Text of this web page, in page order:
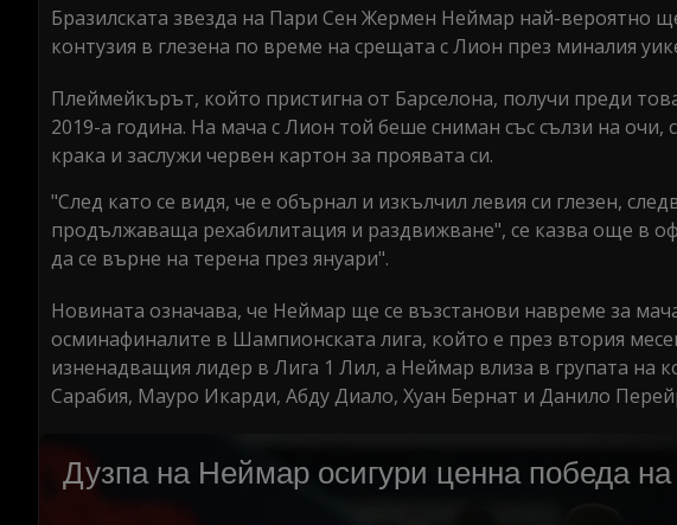
Бразилската звезда на Пари Сен Жермен Неймар най-вероятно
контузия в глезена по време на срещата с Лион през миналия
Плеймейкърът, който пристигна от Барселона, получи преди
2019-а година. На мача с Лион той беше сниман със сълзи на
крака и заслужи червен картон за проявата си.
"След като се видя, че е обърнал и изкълчил левия си глезен,
продължаваща рехабилитация и раздвижване", се казва още в
да се върне на терена през януари".
Новината означава, че Неймар ще се възстанови навреме за
осминафиналите в Шампионската лига, който е през втория
изненадващия лидер в Лига 1 Лил, а Неймар влиза в групата на
Сарабия, Мауро Икарди, Абду Диало, Хуан Бернат и Данило